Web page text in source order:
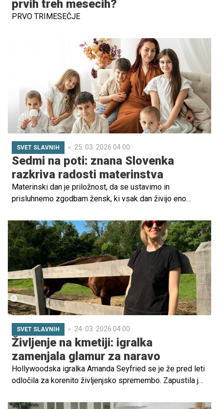
prvih treh mesecih?
PRVO TRIMESEČJE
SVET SLAVNIH 25. 03. 2026 04.00
Sedmi na poti: znana Slovenka
razkriva radosti materinstva
Materinski dan je priložnost, da se ustavimo in
prisluhnemo zgodbam žensk, ki vsak dan živijo eno
mama šestih otrok in kmalu bo v svoje naročje sprejela
še sedmega. Njena zgodba je preplet ljubezni,
predanosti, izzivov in neprecenljivih trenutkov, ki jih
prinaša veliko družinsko življenje. V iskrenem pogovoru
razkriva, kako jo je materinstvo spremenilo, kaj ji pomeni
čas zase in zakaj so prav majhni trenutki tisti, ki štejejo
največ.
SVET SLAVNIH 24. 03. 2026 04.00
Življenje na kmetiji: igralka
zamenjala glamur za naravo
Hollywoodska igralka Amanda Seyfried se je že pred leti
odločila za korenito življenjsko spremembo. Zapustila je
New York. Danes tam živi z možem, igralcem Thomasom